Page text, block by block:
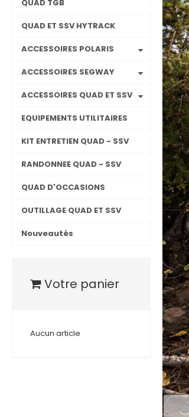
QUAD TGB
QUAD ET SSV HYTRACK
ACCESSOIRES POLARIS
ACCESSOIRES SEGWAY
ACCESSOIRES QUAD ET SSV
EQUIPEMENTS UTILITAIRES
KIT ENTRETIEN QUAD - SSV
RANDONNEE QUAD - SSV
QUAD D'OCCASIONS
OUTILLAGE QUAD ET SSV
Nouveautés
Votre panier
Aucun article